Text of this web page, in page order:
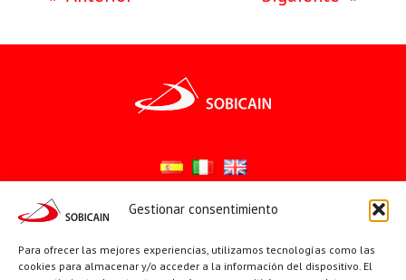
Gestionar consentimiento
Para ofrecer las mejores experiencias, utilizamos tecnologías como las
cookies para almacenar y/o acceder a la información del dispositivo. El
YouTube
X Facebook